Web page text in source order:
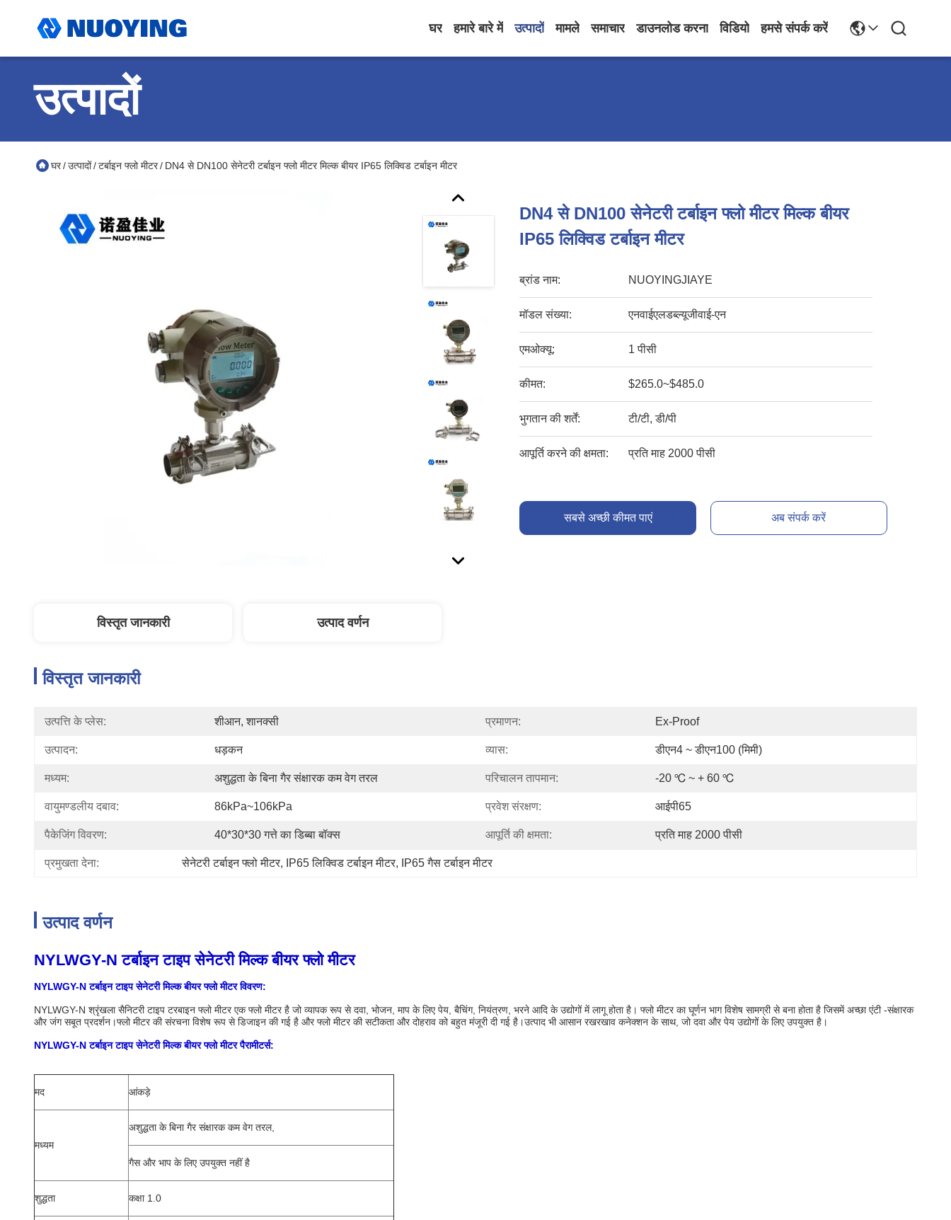
घर हमारे बारे में उत्पादों मामले समाचार डाउनलोड करना विडियो हमसे संपर्क करें
उत्पादों
घर/उत्पादों/टर्बाइन फ्लो मीटर/ DN4 से DN100 सेनेटरी टर्बाइन फ्लो मीटर मिल्क बीयर IP65 लिक्विड टर्बाइन मीटर
DN4 से DN100 सेनेटरी टर्बाइन फ्लो मीटर मिल्क बीयर
IP65 लिक्विड टर्बाइन मीटर
ब्रांड नाम: NUOYINGJIAYE
मॉडल संख्या: एनवाईएलडब्ल्यूजीवाई-एन
एमओक्यू: 1 पीसी
कीमत: $265.0~$485.0
भुगतान की शर्तें: टी/टी, डी/पी
आपूर्ति करने की क्षमता: प्रति माह 2000 पीसी
सबसे अच्छी कीमत पाएं अब संपर्क करें
विस्तृत जानकारी उत्पाद वर्णन
विस्तृत जानकारी
उत्पत्ति के प्लेस: शीआन, शानक्सी प्रमाणन: Ex-Proof
उत्पादन: धड़कन व्यास: डीएन4 ~ डीएन100 (मिमी)
मध्यम: अशुद्धता के बिना गैर संक्षारक कम वेग तरल परिचालन तापमान: -20 ℃ ~ + 60 ℃
वायुमण्डलीय दबाव: 86kPa~106kPa प्रवेश संरक्षण: आईपी65
पैकेजिंग विवरण: 40*30*30 गत्ते का डिब्बा बॉक्स आपूर्ति की क्षमता: प्रति माह 2000 पीसी
प्रमुखता देना: सेनेटरी टर्बाइन फ्लो मीटर, IP65 लिक्विड टर्बाइन मीटर, IP65 गैस टर्बाइन मीटर
उत्पाद वर्णन
NYLWGY-N टर्बाइन टाइप सेनेटरी मिल्क बीयर फ्लो मीटर
NYLWGY-N टर्बाइन टाइप सेनेटरी मिल्क बीयर फ्लो मीटर विवरण:
NYLWGY-N श्रृंखला सैनिटरी टाइप टरबाइन फ्लो मीटर एक फ्लो मीटर है जो व्यापक रूप से दवा, भोजन, माप के लिए पेय, बैचिंग, नियंत्रण, भरने आदि के उद्योगों में लागू होता है। फ्लो मीटर का घूर्णन भाग विशेष सामग्री से बना होता है जिसमें अच्छा एंटी -संक्षारक
और जंग सबूत प्रदर्शन।फ्लो मीटर की संरचना विशेष रूप से डिजाइन की गई है और फ्लो मीटर की सटीकता और दोहराव को बहुत मंजूरी दी गई है।उत्पाद भी आसान रखरखाव कनेक्शन के साथ, जो दवा और पेय उद्योगों के लिए उपयुक्त है।
NYLWGY-N टर्बाइन टाइप सेनेटरी मिल्क बीयर फ्लो मीटर पैरामीटर्स:
मद आंकड़े
मध्यम
अशुद्धता के बिना गैर संक्षारक कम वेग तरल,
गैस और भाप के लिए उपयुक्त नहीं है
शुद्धता कक्षा 1.0